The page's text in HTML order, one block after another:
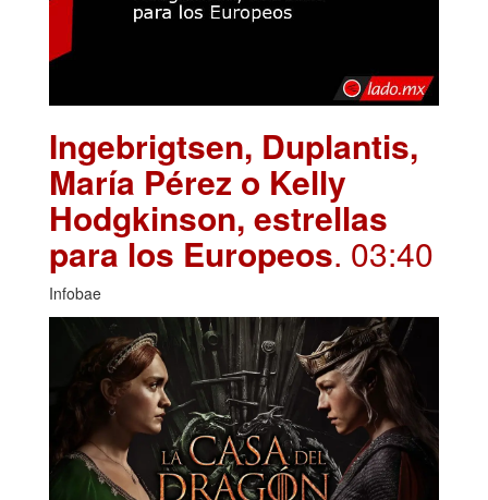
Ingebrigtsen, Duplantis,
María Pérez o Kelly
Hodgkinson, estrellas
para los Europeos. 03:40
Infobae